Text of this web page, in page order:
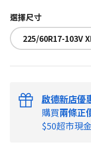
選擇尺寸
225/60R17-103V
啟德新店優
購買兩條正
$50超市現